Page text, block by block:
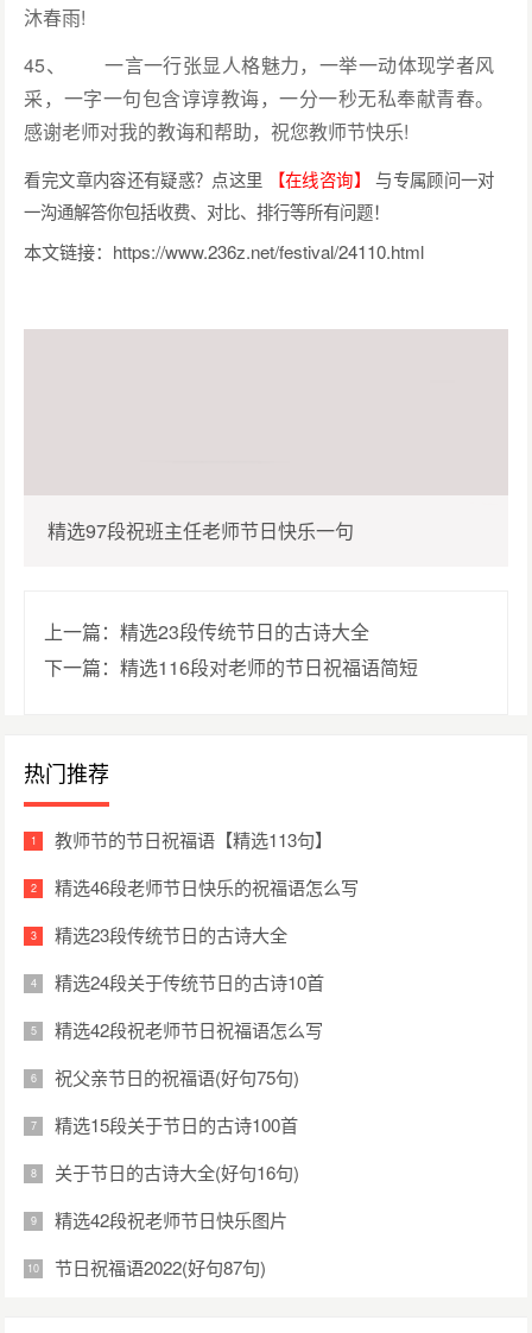
沐春雨!
45、 一言一行张显人格魅力，一举一动体现学者风
采，一字一句包含谆谆教诲，一分一秒无私奉献青春。
感谢老师对我的教诲和帮助，祝您教师节快乐!
看完文章内容还有疑惑？点这里 【在线咨询】
与专属顾问一对
一沟通解答你包括收费、对比、排行等所有问题！
本文链接： https://www.236z.net/festival/24110.html
精选97段祝班主任老师节日快乐一句
上一篇：精选23段传统节日的古诗大全
下一篇：精选116段对老师的节日祝福语简短
热门推荐
教师节的节日祝福语【精选113句】
精选46段老师节日快乐的祝福语怎么写
精选23段传统节日的古诗大全
精选24段关于传统节日的古诗10首
精选42段祝老师节日祝福语怎么写
祝父亲节日的祝福语(好句75句)
精选15段关于节日的古诗100首
关于节日的古诗大全(好句16句)
精选42段祝老师节日快乐图片
节日祝福语2022(好句87句)